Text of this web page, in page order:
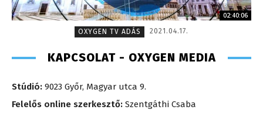
02:40:06
OXYGEN TV ADÁS
2021.04.17.
KAPCSOLAT - OXYGEN MEDIA
Stúdió: 9023 Győr, Magyar utca 9.
Felelős online szerkesztő: Szentgáthi Csaba